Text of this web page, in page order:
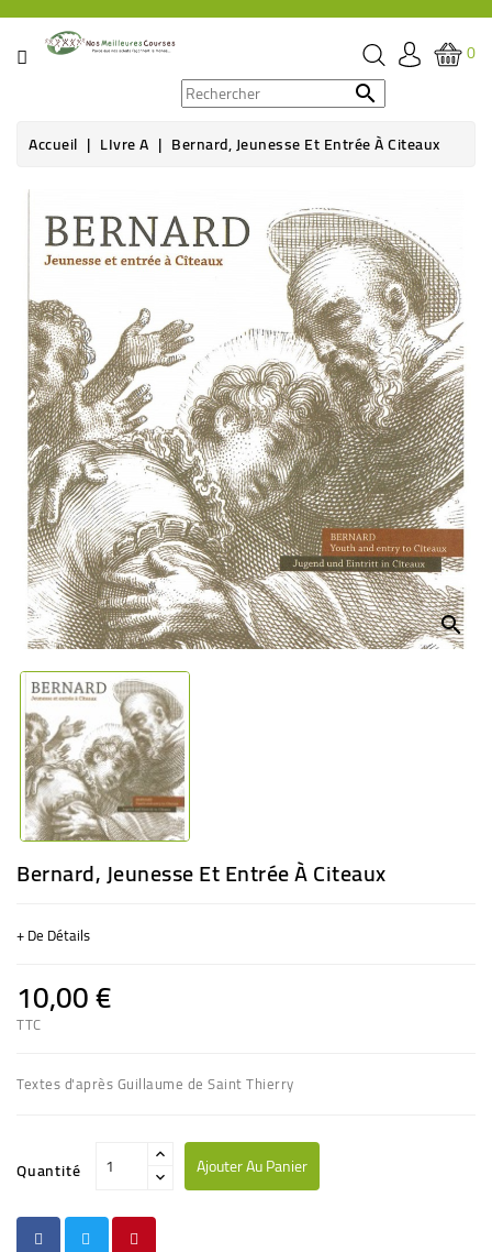
CATÉGORIE
ÉPICERIE
THÉ,
CAFÉ
BOISSON
HYGIÈNE
SOINS
SANTÉ
BIEN-
ÊTRE
BÉBÉ
CULTUREL
0

Accueil LIvre A Bernard, Jeunesse Et Entrée À Citeaux
search
Bernard, Jeunesse Et Entrée À Citeaux
+ De Détails
10,00 €
TTC
Textes d'après Guillaume de Saint Thierry
Quantité Ajouter Au Panier